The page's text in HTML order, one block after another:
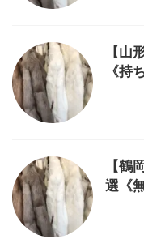
【山
《持
【鶴
選《